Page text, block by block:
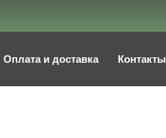
Оплата и доставка Контакты